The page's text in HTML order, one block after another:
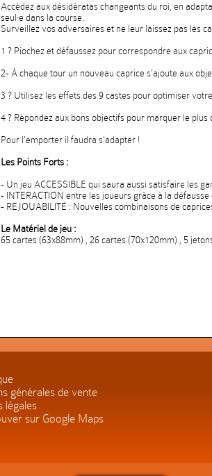
Accédez aux désidératas changeants du roi, en
seul·e dans la course.
Surveillez vos adversaires et ne leur laissez pas les
1 ? Piochez et défaussez pour correspondre aux
2- À chaque tour un nouveau caprice s'ajoute aux
3 ? Utilisez les effets des 9 castes pour optimiser
4 ? Répondez aux bons objectifs pour marquer le plus
Pour l'emporter il faudra s'adapter !
Les Points Forts :
- Un jeu ACCESSIBLE qui saura aussi satisfaire les
- INTERACTION entre les joueurs grâce à la
- REJOUABILITÉ : Nouvelles combinaisons de
Le Matériel de jeu :
65 cartes (63x88mm) , 26 cartes (70x120mm) , 5
générales de vente
légales
sur Google Maps